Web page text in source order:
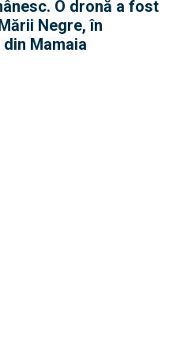
O dronă a fost
Negre, în
Mamaia